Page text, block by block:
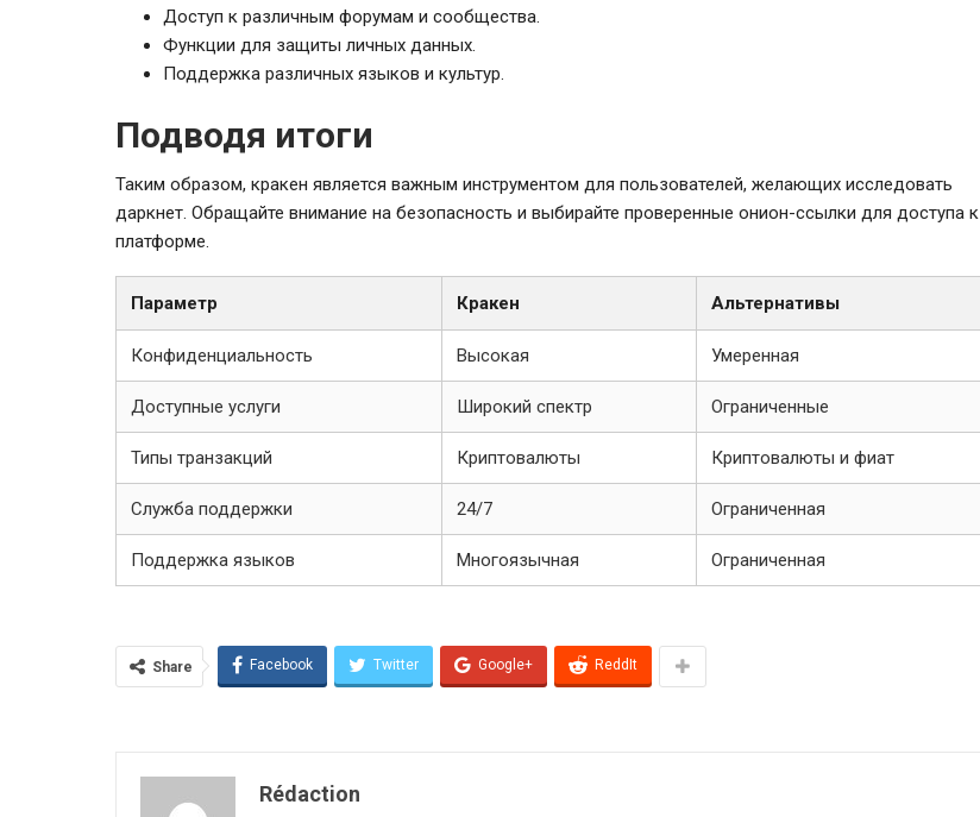
Доступ к различным форумам и сообщества.
Функции для защиты личных данных.
Поддержка различных языков и культур.
Подводя итоги
Таким образом, кракен является важным инструментом для пользователей, желающих исследовать
даркнет. Обращайте внимание на безопасность и выбирайте проверенные онион-ссылки для доступа к
платформе.
Параметр Кракен Альтернативы
Конфиденциальность Высокая Умеренная
Доступные услуги Широкий спектр Ограниченные
Типы транзакций Криптовалюты Криптовалюты и фиат
Служба поддержки 24/7 Ограниченная
Поддержка языков Многоязычная Ограниченная
Share Facebook Twitter Google+ ReddIt
Rédaction